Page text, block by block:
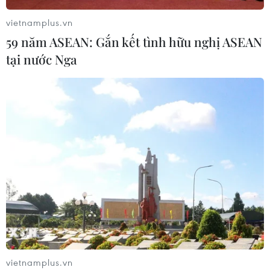
CƠ QUAN CHỦ QUẢN: THÔNG TẤN XÃ VIỆT NAM
Tổng Biên tập: TRẦN TIẾN DUẨN
Phó Tổng Biên tập: NGUYỄN THỊ TÁM, KHÚC THANH
Sở hữu trí tuệ
Quy định sử dụng
RSS
Hỗ trợ
Ngôn ngữ
TTXVN
vietnamplus.vn
59 năm ASEAN: Gắn kết tình hữu nghị ASEAN
tại nước Nga
vietnamplus.vn